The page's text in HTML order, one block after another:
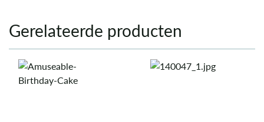
Gerelateerde producten